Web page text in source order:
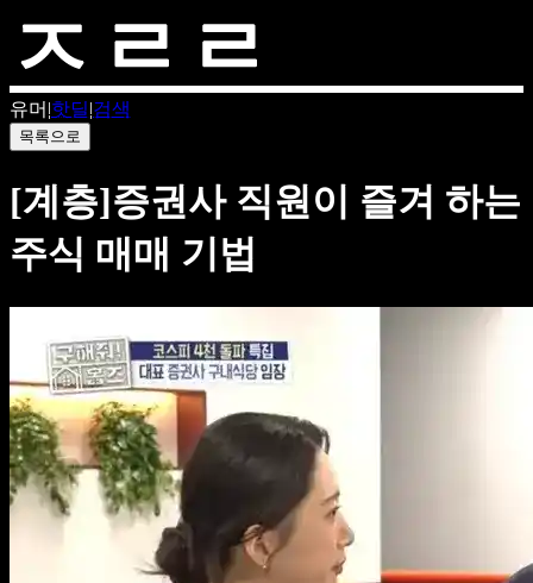
유머 |핫딜|검색
목록으로
[계층]증권사 직원이 즐겨 하는
주식 매매 기법